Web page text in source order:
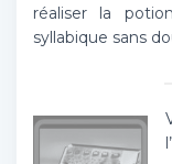
réaliser la
syllabique sans